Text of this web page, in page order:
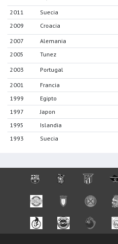
2011
Suecia
2009
Croacia
2007
Alemania
2005
Tunez
2003
Portugal
2001
Francia
1999
Egipto
1997
Japon
1995
Islandia
1993
Suecia